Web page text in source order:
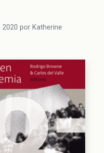
2020 por Katherine